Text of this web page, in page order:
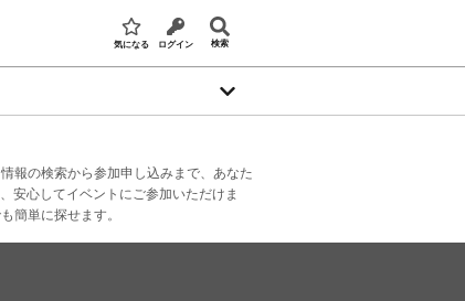
気になる ログイン 検索
報の検索から参加申し込みまで、あなた
安心してイベントにご参加いただけま
簡単に探せます。